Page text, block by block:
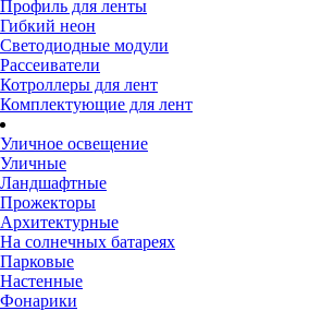
Профиль для ленты
Гибкий неон
Светодиодные модули
Рассеиватели
Котроллеры для лент
Комплектующие для лент
Уличное освещение
Уличные
Ландшафтные
Прожекторы
Архитектурные
На солнечных батареях
Парковые
Настенные
Фонарики